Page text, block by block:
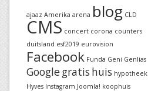
ajaaz Amerika arena blog CLD
CMS concert corona counters
duitsland esf2019 eurovision
Facebook Funda Geni Genlias
Googlegratis huis hypotheek
Hyves Instagram Joomla! koophuis